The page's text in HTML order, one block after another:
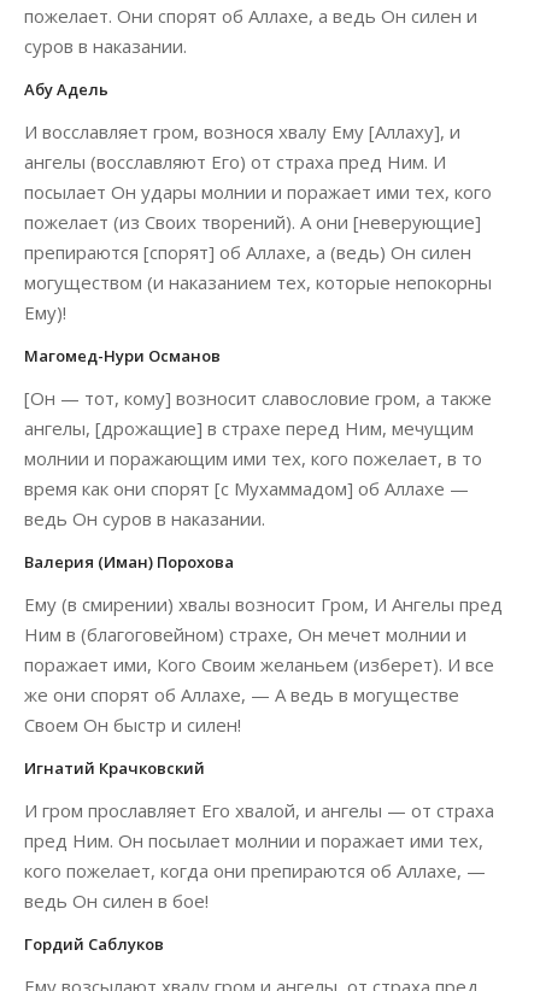
пожелает. Они спорят об Аллахе, а ведь Он силен и
суров в наказании.
Абу Адель
И восславляет гром, вознося хвалу Ему [Аллаху], и
ангелы (восславляют Его) от страха пред Ним. И
посылает Он удары молнии и поражает ими тех, кого
поже­лает (из Своих творений). А они [неверующие]
препираются [спорят] об Аллахе, а (ведь) Он силен
могуществом (и наказанием тех, которые непокорны
Ему)!
Магомед-Нури Османов
[Он — тот, кому] возносит славословие гром, а также
ангелы, [дрожащие] в страхе перед Ним, мечущим
молнии и поражающим ими тех, кого пожелает, в то
время как они спорят [с Мухаммадом] об Аллахе —
ведь Он суров в наказании.
Валерия (Иман) Порохова
Ему (в смирении) хвалы возносит Гром, И Ангелы пред
Ним в (благоговейном) страхе, Он мечет молнии и
поражает ими, Кого Своим желаньем (изберет). И все
же они спорят об Аллахе, — А ведь в могуществе
Своем Он быстр и силен!
Игнатий Крачковский
И гром прославляет Его хвалой, и ангелы — от страха
пред Ним. Он посылает молнии и поражает ими тех,
кого пожелает, когда они препираются об Аллахе, —
ведь Он силен в бое!
Гордий Саблуков
Ему возсылают хвалу гром и ангелы, от страха пред